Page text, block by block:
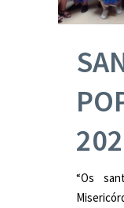
“Os